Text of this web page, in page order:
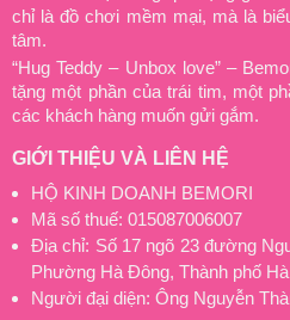
chỉ là đồ chơi mềm mại, mà là
tâm.
“Hug Teddy – Unbox love” –
tặng một phần của trái tim, một
các khách hàng muốn gửi gắm.
GIỚI THIỆU VÀ LIÊN HỆ
HỘ KINH DOANH BEMORI
Mã số thuế: 015087006007
Địa chỉ: Số 17 ngõ 23 đường
Phường Hà Đông, Thành phố
Người đại diện: Ông Nguyễn